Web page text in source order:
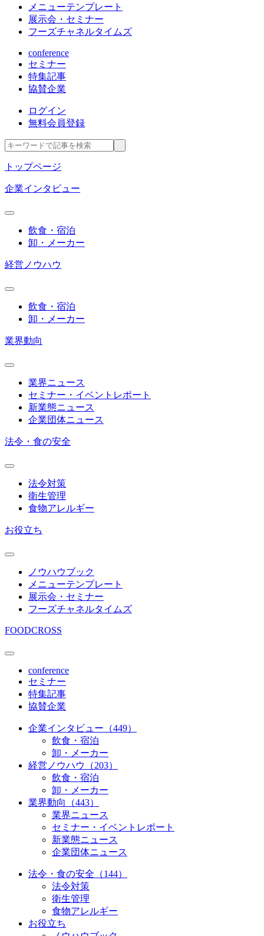
メニューテンプレート
展示会・セミナー
フーズチャネルタイムズ
conference
セミナー
特集記事
協賛企業
ログイン
無料会員登録
トップページ
企業インタビュー
飲食・宿泊
卸・メーカー
経営ノウハウ
飲食・宿泊
卸・メーカー
業界動向
業界ニュース
セミナー・イベントレポート
新業態ニュース
企業団体ニュース
法令・食の安全
法令対策
衛生管理
食物アレルギー
お役立ち
ノウハウブック
メニューテンプレート
展示会・セミナー
フーズチャネルタイムズ
FOODCROSS
conference
セミナー
特集記事
協賛企業
企業インタビュー（449）
飲食・宿泊
卸・メーカー
経営ノウハウ（203）
飲食・宿泊
卸・メーカー
業界動向（443）
業界ニュース
セミナー・イベントレポート
新業態ニュース
企業団体ニュース
法令・食の安全（144）
法令対策
衛生管理
食物アレルギー
お役立ち